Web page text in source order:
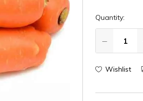
Quantity:
Wishlist